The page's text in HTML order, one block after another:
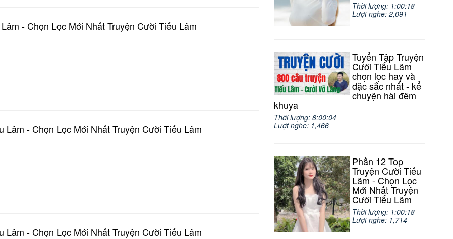
- Chọn Lọc Mới Nhất Truyện Cười Tiếu Lâm
Lâm - Chọn Lọc Mới Nhất Truyện Cười Tiếu Lâm
Lâm - Chọn Lọc Mới Nhất Truyện Cười Tiếu Lâm
Thời lượng: 1:00:18
Lượt nghe: 2,091
Tuyển Tập Truyện
Cười Tiếu Lâm
chọn lọc hay và
đặc sắc nhất - kể
chuyện hài đêm
khuya
Thời lượng: 8:00:04
Lượt nghe: 1,466
Phần 12 Top
Truyện Cười Tiếu
Lâm - Chọn Lọc
Mới Nhất Truyện
Cười Tiếu Lâm
Thời lượng: 1:00:18
Lượt nghe: 1,714